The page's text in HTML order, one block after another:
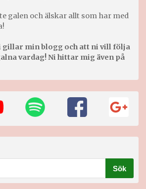
galen och älskar allt som har med
gillar min blogg och att ni vill följa
vardag! Ni hittar mig även på